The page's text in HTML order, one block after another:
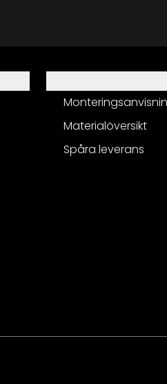
Materialöversikt
Spåra leverans